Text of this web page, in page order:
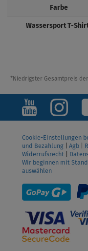
Farbe
Wassersport T-
*Niedrigster Gesamtpreis
Cookie-Einstellungen
und Bezahlung
Agb
Widerrufsrecht
Wir beginnen mit
auswählen